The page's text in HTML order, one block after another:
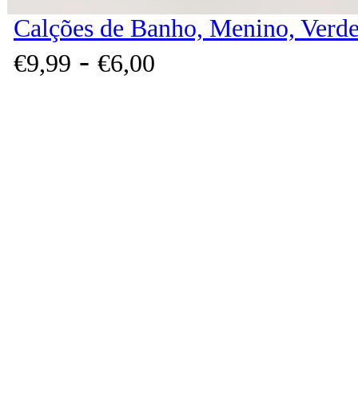
Calções de Banho, Menino,
€9,99 - €6,00